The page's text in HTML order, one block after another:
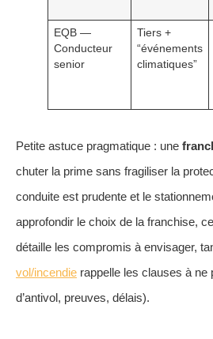
EQB —
Conducteur
senior
Tiers +
“événements
climatiques”
Petite astuce pragmatique : une
chuter la prime sans fragiliser la
conduite est prudente et le
approfondir le choix de la franchise, ce
détaille les compromis à envisager,
vol/incendie rappelle les clauses à ne
d’antivol, preuves, délais).